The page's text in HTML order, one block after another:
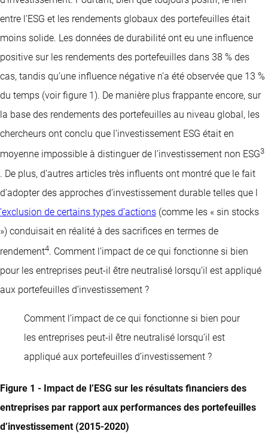
entre l’ESG et les rendements globaux des portefeuilles était
moins solide. Les données de durabilité ont eu une influence
positive sur les rendements des portefeuilles dans 38 % des
cas, tandis qu’une influence négative n’a été observée que 13 %
du temps (voir figure 1). De manière plus frappante encore, sur
la base des rendements des portefeuilles au niveau global, les
chercheurs ont conclu que l’investissement ESG était en
moyenne impossible à distinguer de l’investissement non ESG3
. De plus, d’autres articles très influents ont montré que le fait
d’adopter des approches d’investissement durable telles que l
’exclusion de certains types d’actions (comme les « sin stocks
») conduisait en réalité à des sacrifices en termes de
rendement4. Comment l’impact de ce qui fonctionne si bien
pour les entreprises peut-il être neutralisé lorsqu’il est appliqué
aux portefeuilles d’investissement ?
Comment l’impact de ce qui fonctionne si bien pour
les entreprises peut-il être neutralisé lorsqu’il est
appliqué aux portefeuilles d’investissement ?
Figure 1 - Impact de l’ESG sur les résultats financiers des
entreprises par rapport aux performances des portefeuilles
d’investissement (2015-2020)